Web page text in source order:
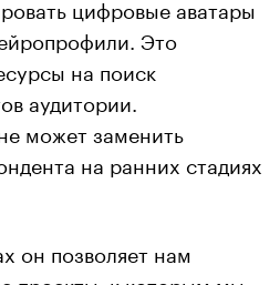
цифровые аватары
Это
на поиск
аудитории.
может заменить
на ранних стадиях
он позволяет нам